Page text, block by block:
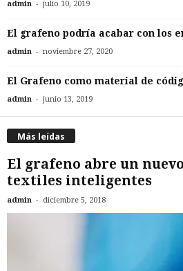
admin - julio 10, 2019
El grafeno podría acabar con los
admin - noviembre 27, 2020
El Grafeno como material de
admin - junio 13, 2019
Más leídas
El grafeno abre un
textiles inteligentes
admin - diciembre 5, 2018